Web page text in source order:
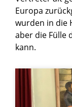
Europa
wurden in die
aber die Fülle
kann.